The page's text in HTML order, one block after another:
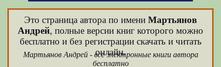
Это страница автора по имени Мартьянов
Андрей, полные версии книг которого можно
бесплатно и без регистрации скачать и читать
онлайн.
Мартьянов Андрей - все электронные книги автора
бесплатно